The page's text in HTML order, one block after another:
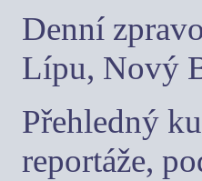
Denní
Lípu, Nový
Přehledný
reportáže,